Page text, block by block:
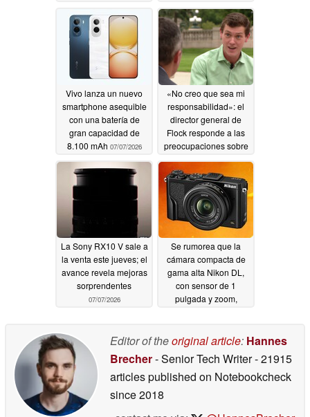
07/07/2026
Vivo lanza un nuevo
smartphone asequible
con una batería de
gran capacidad de
8.100 mAh 07/07/2026
«No creo que sea mi
responsabilidad»: el
director general de
Flock responde a las
preocupaciones sobre
cámaras07/07/2026
La Sony RX10 V sale a
la venta este jueves; el
avance revela mejoras
sorprendentes
07/07/2026
Se rumorea que la
cámara compacta de
gama alta Nikon DL,
con sensor de 1
pulgada y zoom,
Editor of theoriginal article: Hannes
Brecher- Senior Tech Writer- 21915
articles published on Notebookcheck
since 2018